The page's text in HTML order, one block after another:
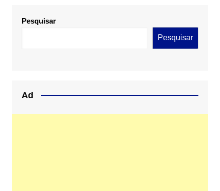
Pesquisar
Pesquisar
Ad